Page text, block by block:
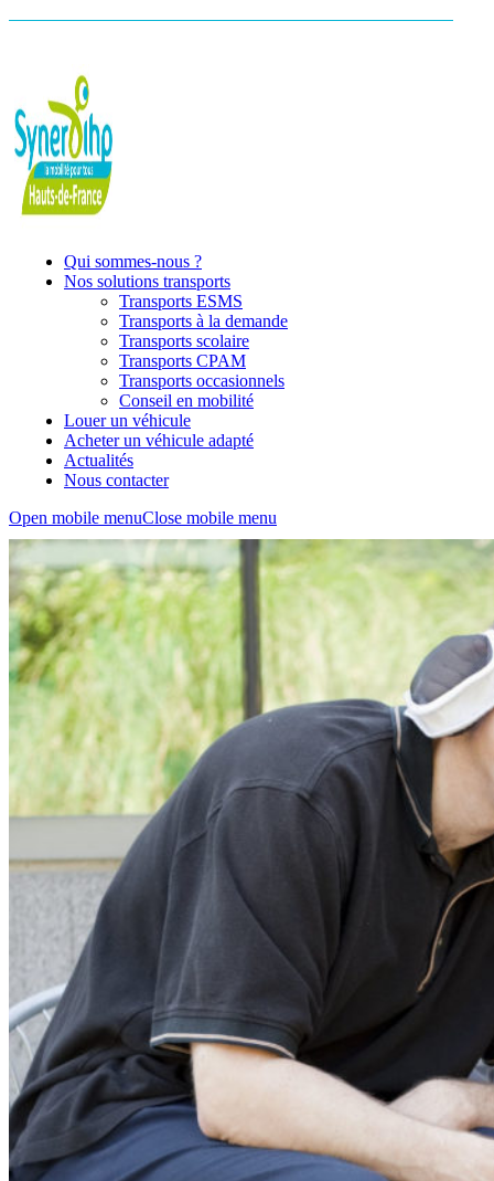
Qui sommes-nous ?
Nos solutions transports
Transports ESMS
Transports à la demande
Transports scolaire
Transports CPAM
Transports occasionnels
Conseil en mobilité
Louer un véhicule
Acheter un véhicule adapté
Actualités
Nous contacter
Open mobile menuClose mobile menu